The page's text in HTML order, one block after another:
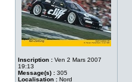
Inscription : Ven 2 Mars 2007
19:13
Message(s) : 305
Localisation : Nord